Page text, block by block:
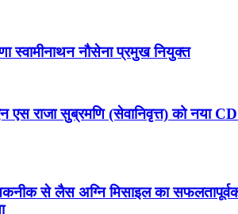
स्वामीनाथन नौसेना प्रमुख नियुक्त
राजा सुब्रमणि (सेवानिवृत्त) को नया
से लैस अग्नि मिसाइल का